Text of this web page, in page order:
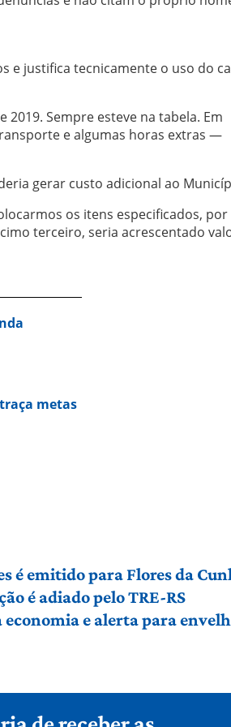
e justifica tecnicamente o uso do
Sempre esteve na tabela. Em
e algumas horas extras —
gerar custo adicional ao
os itens especificados, por
terceiro, seria acrescentado
metas
emitido para Flores da
é adiado pelo TRE-RS
economia e alerta para